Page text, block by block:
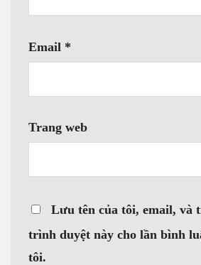
Email *
Trang web
Lưu tên của tôi, email, và
trình duyệt này cho lần bình
tôi.